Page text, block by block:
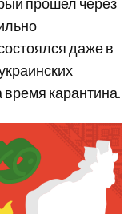
даже в
карантина.